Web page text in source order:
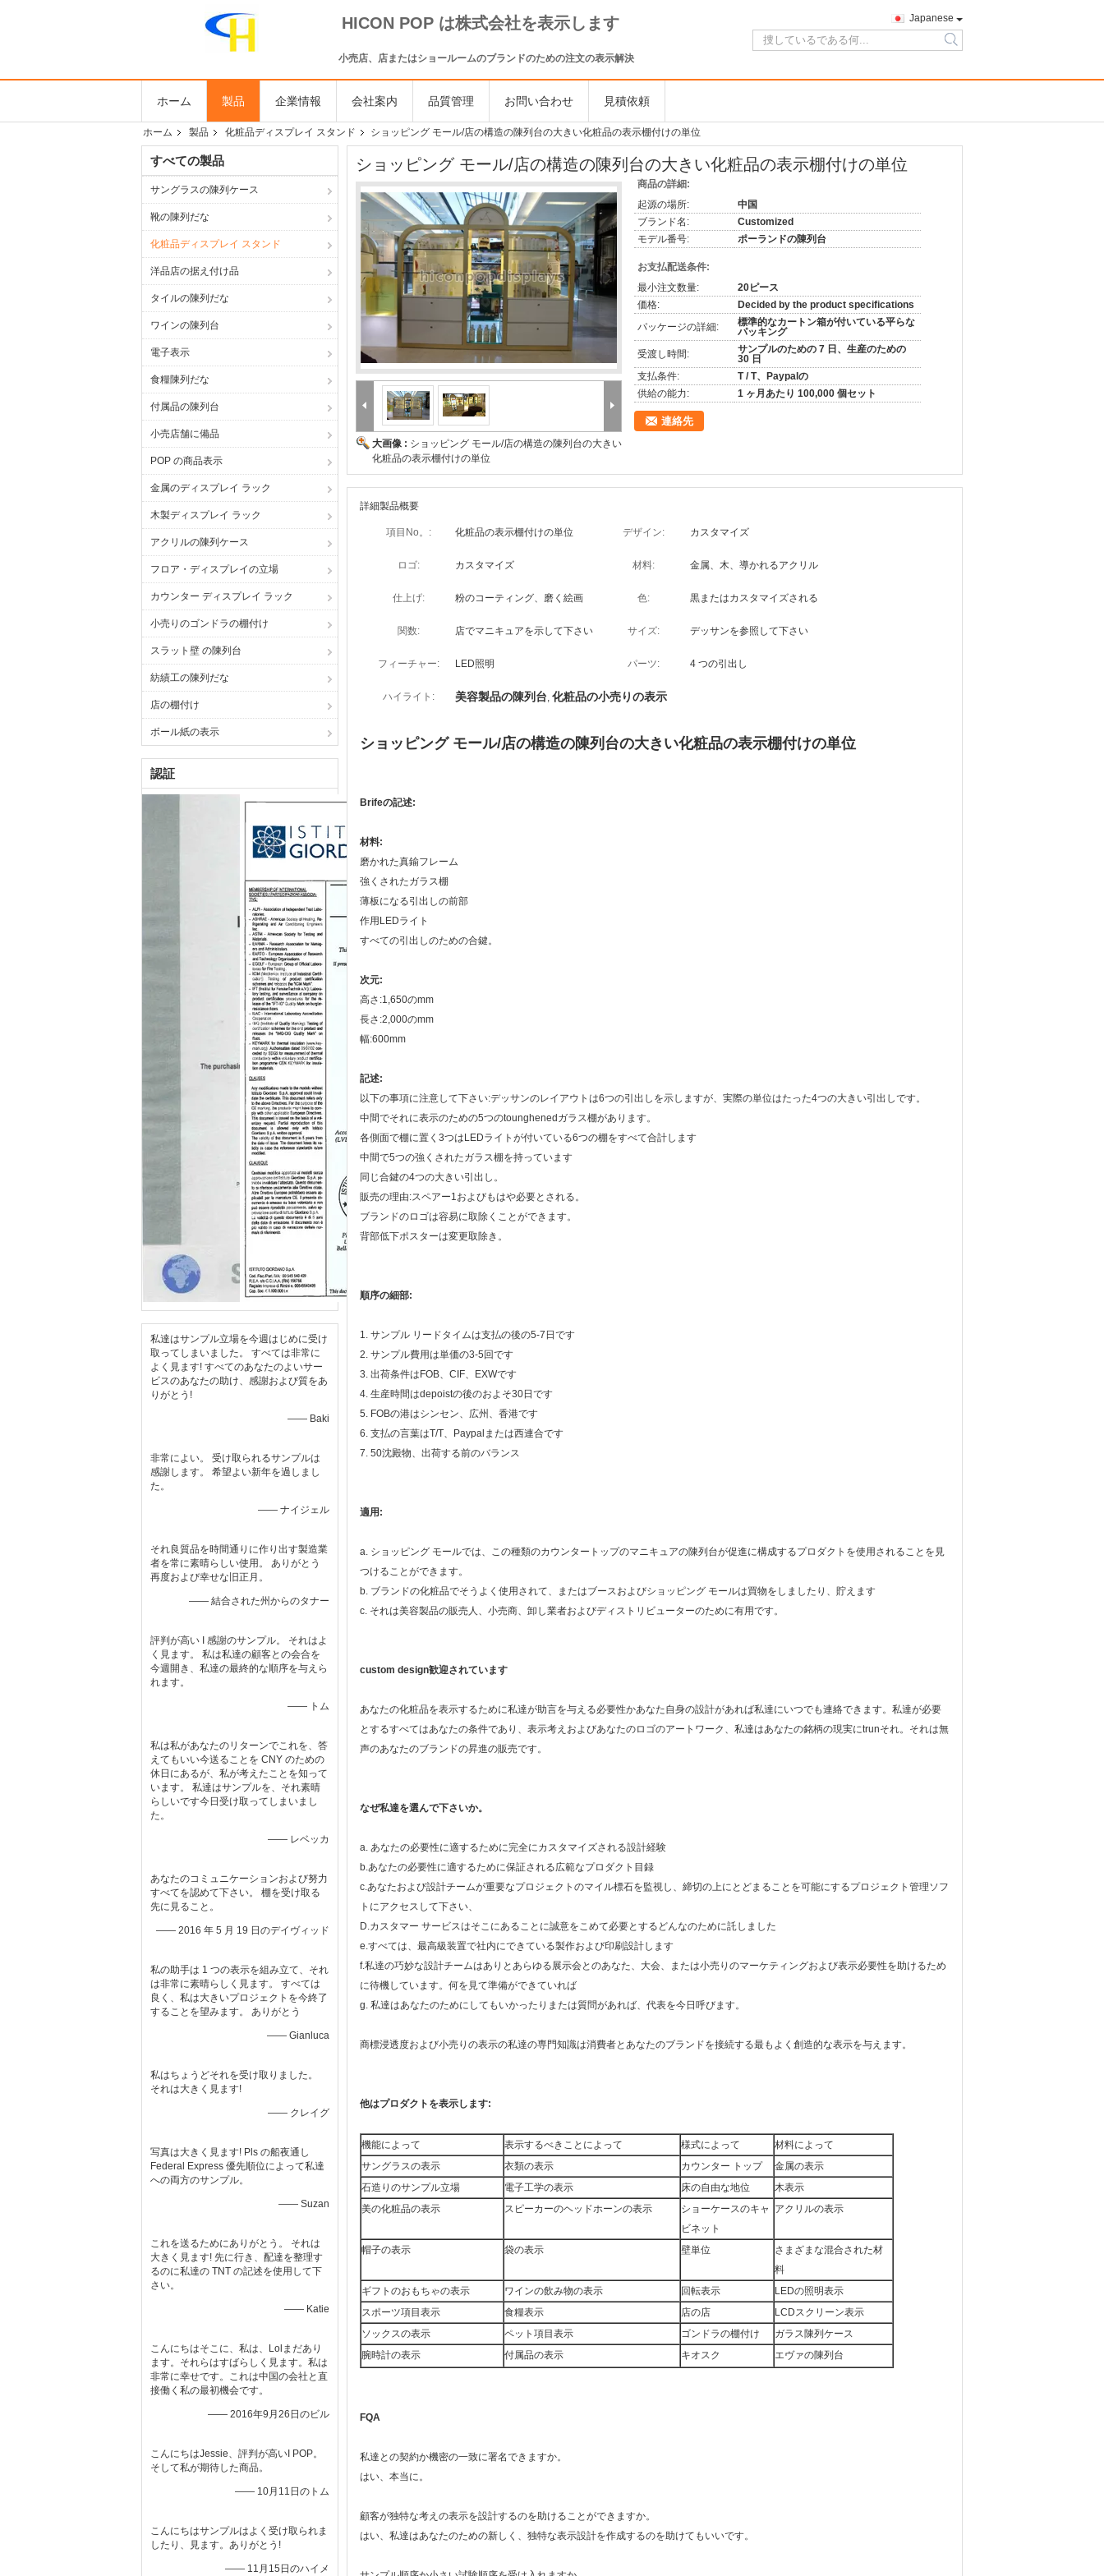
HICON POP は株式会社を表示します
小売店、店またはショールームのブランドのための注文の表示解決
Japanese
search
ホーム 製品 企業情報 会社案内 品質管理 お問い合わせ 見積依頼
ホーム 製品 化粧品ディスプレイ スタンド ショッピング モール/店の構造の陳列台の大きい化粧品の表示棚付けの単位
すべての製品
サングラスの陳列ケース
靴の陳列だな
化粧品ディスプレイ スタンド
洋品店の据え付け品
タイルの陳列だな
ワインの陳列台
電子表示
食糧陳列だな
付属品の陳列台
小売店舗に備品
POP の商品表示
金属のディスプレイ ラック
木製ディスプレイ ラック
アクリルの陳列ケース
フロア・ディスプレイの立場
カウンター ディスプレイ ラック
小売りのゴンドラの棚付け
スラット壁 の陳列台
紡績工の陳列だな
店の棚付け
ボール紙の表示
認証
私達はサンプル立場を今週はじめに受け
取ってしまいました。 すべては非常に
よく見ます! すべてのあなたのよいサー
ビスのあなたの助け、感謝および質をあ
りがとう!
—— Baki
非常によい。 受け取られるサンプルは
感謝します。 希望よい新年を過しまし
た。
—— ナイジェル
それ良質品を時間通りに作り出す製造業
者を常に素晴らしい使用。 ありがとう
再度および幸せな旧正月。
—— 結合された州からのタナー
評判が高い I 感謝のサンプル。 それはよ
く見ます。 私は私達の顧客との会合を
今週開き、私達の最終的な順序を与えら
れます。
—— トム
私は私があなたのリターンでこれを、答
えてもいい今送ることを CNY のための
休日にあるが、私が考えたことを知って
います。 私達はサンプルを、それ素晴
らしいです今日受け取ってしまいまし
た。
—— レベッカ
あなたのコミュニケーションおよび努力
すべてを認めて下さい。 棚を受け取る
先に見ること。
—— 2016 年 5 月 19 日のデイヴィッド
私の助手は 1 つの表示を組み立て、それ
は非常に素晴らしく見ます。 すべては
良く、私は大きいプロジェクトを今終了
することを望みます。 ありがとう
—— Gianluca
私はちょうどそれを受け取りました。
それは大きく見ます!
—— クレイグ
写真は大きく見ます! Pls の船夜通し
Federal Express 優先順位によって私達
への両方のサンプル。
—— Suzan
これを送るためにありがとう。 それは
大きく見ます! 先に行き、配達を整理す
るのに私達の TNT の記述を使用して下
さい。
—— Katie
こんにちはそこに、私は、Lolまだあり
ます。それらはすばらしく見ます。私は
非常に幸せです。これは中国の会社と直
接働く私の最初機会です。
—— 2016年9月26日のビル
こんにちはJessie、評判が高いI POP。
そして私が期待した商品。
—— 10月11日のトム
こんにちはサンプルはよく受け取られま
したり、見ます。ありがとう!
—— 11月15日のハイメ
ショッピング モール/店の構造の陳列台の大きい化粧品の表示棚付けの単位
大画像 : ショッピング モール/店の構造の陳列台の大きい
化粧品の表示棚付けの単位
商品の詳細:
起源の場所:
中国
ブランド名:
Customized
モデル番号:
ポーランドの陳列台
お支払配送条件:
最小注文数量:
20ピース
価格:
Decided by the product specifications
パッケージの詳細:
標準的なカートン箱が付いている平らな
パッキング
受渡し時間:
サンプルのための 7 日、生産のための
30 日
支払条件:
T / T、Paypalの
供給の能力:
1 ヶ月あたり 100,000 個セット
連絡先
詳細製品概要
項目No。: 化粧品の表示棚付けの単位 デザイン: カスタマイズ
ロゴ: カスタマイズ 材料: 金属、木、導かれるアクリル
仕上げ: 粉のコーティング、磨く絵画 色: 黒またはカスタマイズされる
関数: 店でマニキュアを示して下さい サイズ: デッサンを参照して下さい
フィーチャー: LED照明 パーツ: 4 つの引出し
ハイライト: 美容製品の陳列台, 化粧品の小売りの表示
ショッピング モール/店の構造の陳列台の大きい化粧品の表示棚付けの単位
Brifeの記述:
材料:
磨かれた真鍮フレーム
強くされたガラス棚
薄板になる引出しの前部
作用LEDライト
すべての引出しのための合鍵。
次元:
高さ:1,650のmm
長さ:2,000のmm
幅:600mm
記述:
以下の事項に注意して下さい:デッサンのレイアウトは6つの引出しを示しますが、実際の単位はたった4つの大きい引出しです。
中間でそれに表示のための5つのtounghenedガラス棚があります。
各側面で棚に置く3つはLEDライトが付いている6つの棚をすべて合計します
中間で5つの強くされたガラス棚を持っています
同じ合鍵の4つの大きい引出し。
販売の理由:スペアー1およびもはや必要とされる。
ブランドのロゴは容易に取除くことができます。
背部低下ポスターは変更取除き。
順序の細部:
1. サンプル リードタイムは支払の後の5-7日です
2. サンプル費用は単価の3-5回です
3. 出荷条件はFOB、CIF、EXWです
4. 生産時間はdepoistの後のおよそ30日です
5. FOBの港はシンセン、広州、香港です
6. 支払の言葉はT/T、Paypalまたは西連合です
7. 50沈殿物、出荷する前のバランス
適用:
a. ショッピング モールでは、この種類のカウンタートップのマニキュアの陳列台が促進に構成するプロダクトを使用されることを見
つけることができます。
b. ブランドの化粧品でそうよく使用されて、またはブースおよびショッピング モールは買物をしましたり、貯えます
c. それは美容製品の販売人、小売商、卸し業者およびディストリビューターのために有用です。
custom design歓迎されています
あなたの化粧品を表示するために私達が助言を与える必要性かあなた自身の設計があれば私達にいつでも連絡できます。私達が必要
とするすべてはあなたの条件であり、表示考えおよびあなたのロゴのアートワーク、私達はあなたの銘柄の現実にtrunそれ。それは無
声のあなたのブランドの昇進の販売です。
なぜ私達を選んで下さいか。
a. あなたの必要性に適するために完全にカスタマイズされる設計経験
b.あなたの必要性に適するために保証される広範なプロダクト目録
c.あなたおよび設計チームが重要なプロジェクトのマイル標石を監視し、締切の上にとどまることを可能にするプロジェクト管理ソフ
トにアクセスして下さい、
D.カスタマー サービスはそこにあることに誠意をこめて必要とするどんなのために託しました
e.すべては、最高級装置で社内にできている製作および印刷設計します
f.私達の巧妙な設計チームはありとあらゆる展示会とのあなた、大会、または小売りのマーケティングおよび表示必要性を助けるため
に待機しています。何を見て準備ができていれば
g. 私達はあなたのためにしてもいかったりまたは質問があれば、代表を今日呼びます。
商標浸透度および小売りの表示の私達の専門知識は消費者とあなたのブランドを接続する最もよく創造的な表示を与えます。
他はプロダクトを表示します:
機能によって 表示するべきことによって 様式によって
材料によって
サングラスの表示
衣類の表示 カウンター トップ
金属の表示
石造りのサンプル立場
電子工学の表示 床の自由な地位
木表示
美の化粧品の表示
スピーカーのヘッドホーンの表示
ショーケースのキャ
ビネット
アクリルの表示
帽子の表示 袋の表示 壁単位
さまざまな混合された材
料
ギフトのおもちゃの表示
ワインの飲み物の表示 回転表示
LEDの照明表示
スポーツ項目表示
食糧表示 店の店
LCDスクリーン表示
ソックスの表示
ペット項目表示 ゴンドラの棚付け
ガラス陳列ケース
腕時計の表示
付属品の表示 キオスク エヴァの陳列台
FQA
私達との契約か機密の一致に署名できますか。
はい、本当に。
顧客が独特な考えの表示を設計するのを助けることができますか。
はい、私達はあなたのための新しく、独特な表示設計を作成するのを助けてもいいです。